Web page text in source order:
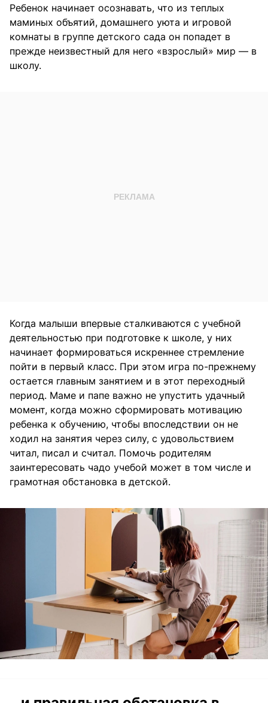
Ребенок начинает осознавать, что из теплых
маминых объятий, домашнего уюта и игровой
комнаты в группе детского сада он попадет в
прежде неизвестный для него «взрослый» мир — в
школу.
Когда малыши впервые сталкиваются с учебной
деятельностью при подготовке к школе, у них
начинает формироваться искреннее стремление
пойти в первый класс. При этом игра по-прежнему
остается главным занятием и в этот переходный
период. Маме и папе важно не упустить удачный
момент, когда можно сформировать мотивацию
ребенка к обучению, чтобы впоследствии он не
ходил на занятия через силу, с удовольствием
читал, писал и считал. Помочь родителям
заинтересовать чадо учебой может в том числе и
грамотная обстановка в детской.